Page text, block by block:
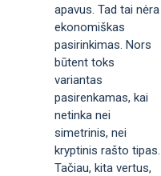
apavus. Tad tai nėra
ekonomiškas
pasirinkimas. Nors
būtent toks
variantas
pasirenkamas, kai
netinka nei
simetrinis, nei
kryptinis rašto tipas.
Tačiau, kita vertus,